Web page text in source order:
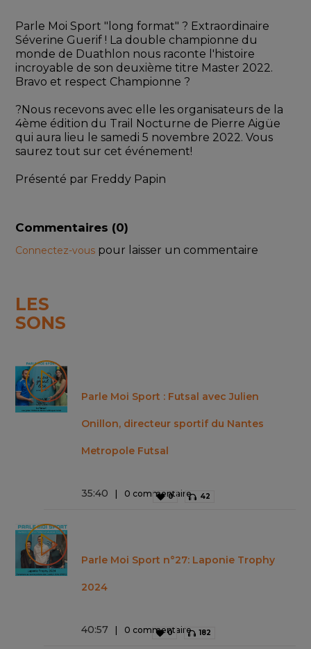
Parle Moi Sport "long format" ? Extraordinaire
Séverine Guerif ! La double championne du
monde de Duathlon nous raconte l'histoire
incroyable de son deuxième titre Master 2022.
Bravo et respect Championne ?
?Nous recevons avec elle les organisateurs de la
4ème édition du Trail Nocturne de Pierre Aigüe
qui aura lieu le samedi 5 novembre 2022. Vous
saurez tout sur cet événement!
Présenté par Freddy Papin
Commentaires (0)
Connectez-vous pour laisser un commentaire
LES
SONS
Parle Moi Sport : Futsal avec Julien
Onillon, directeur sportif du Nantes
Metropole Futsal
35:40 0 commentaire
0 42
Parle Moi Sport n°27: Laponie Trophy
2024
40:57 0 commentaire
0 182